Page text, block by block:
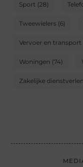
Sport (28)
Tweewielers (6)
Vervoer en transport
Woningen (74)
Zakelijke